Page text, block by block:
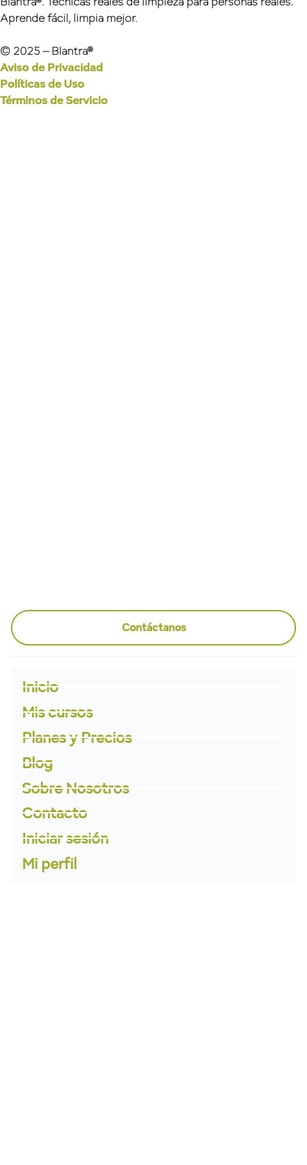
Aprende fácil, limpia mejor.
© 2025 – Blantra®
Aviso de Privacidad
Políticas de Uso
Términos de Servicio
Contáctanos
Inicio
Mis cursos
Planes y Precios
Blog
Sobre Nosotros
Contacto
Iniciar sesión
Mi perfil